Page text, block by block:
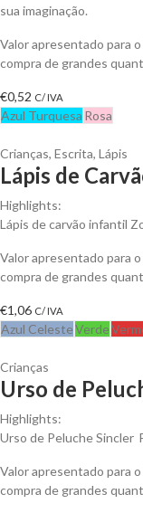
sua imaginação.
Valor apresentado para
compra de grandes
€0,52 C/ IVA
Azul Turquesa Rosa
Crianças, Escrita, Lápis
Lápis de
Highlights:
Lápis de carvão infantil
Valor apresentado para
compra de grandes
€1,06 C/ IVA
Azul CelesteVerde
Crianças
Urso de
Highlights:
Urso de Peluche Sincler
Valor apresentado para
compra de grandes